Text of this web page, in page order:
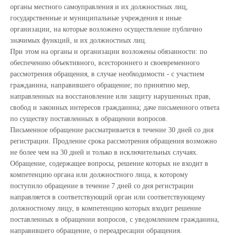
органы местного самоуправления и их должностных лиц,
государственные и муниципальные учреждения и иные
организации, на которые возложено осуществление публично
значимых функций, и их должностных лиц.
При этом на органы и организации возложены обязанности: по
обеспечению объективного, всестороннего и своевременного
рассмотрения обращения, в случае необходимости - с участием
гражданина, направившего обращение; по принятию мер,
направленных на восстановление или защиту нарушенных прав,
свобод и законных интересов гражданина; даче письменного ответа
по существу поставленных в обращении вопросов.
Письменное обращение рассматривается в течение 30 дней со дня
регистрации. Продление срока рассмотрения обращения возможно
не более чем на 30 дней и только в исключительных случаях.
Обращение, содержащее вопросы, решение которых не входит в
компетенцию органа или должностного лица, к которому
поступило обращение в течение 7 дней со дня регистрации
направляется в соответствующий орган или соответствующему
должностному лицу, в компетенцию которых входит решение
поставленных в обращении вопросов, с уведомлением гражданина,
направившего обращение, о переадресации обращения.